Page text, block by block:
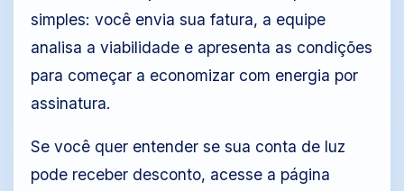
simples: você envia sua fatura, a equipe
analisa a viabilidade e apresenta as condições
para começar a economizar com energia por
assinatura.
Se você quer entender se sua conta de luz
pode receber desconto, acesse a página